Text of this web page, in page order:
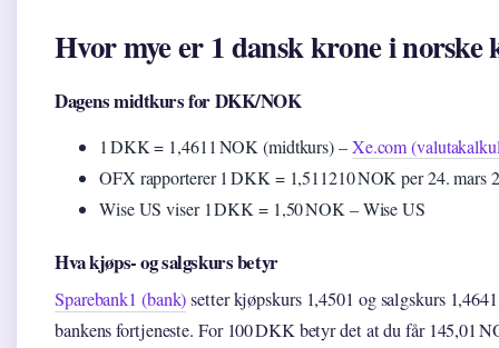
Hvor mye er 1 dansk krone i norske
Dagens midtkurs for DKK/NOK
1 DKK = 1,4611 NOK (midtkurs) –Xe.com
OFX rapporterer 1 DKK = 1,511210 NOK per 24. mars
Wise US viser 1 DKK = 1,50 NOK – Wise US
Hva kjøps- og salgskurs betyr
Sparebank1 (bank)setter kjøpskurs 1,4501 og salgskurs
bankens fortjeneste. For 100 DKK betyr det at du får 145,01